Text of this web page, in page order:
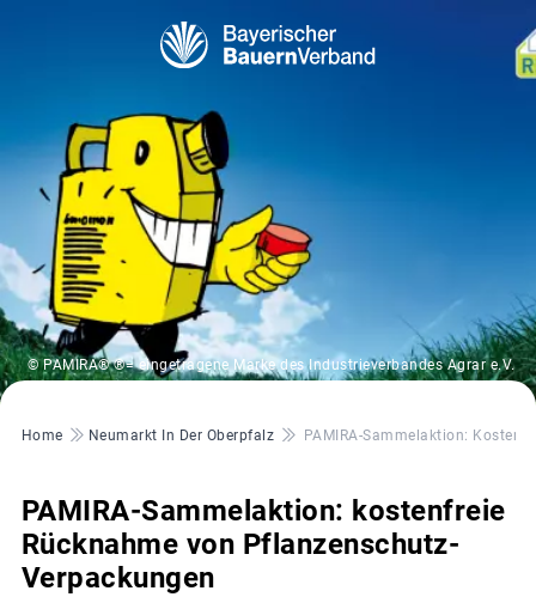
© PAMIRA® ®= eingetragene Marke des Industrieverbandes Agrar e.V.
Pfadnavigation
Home Neumarkt In Der Oberpfalz PAMIRA-Sammelaktion:
PAMIRA-Sammelaktion: kostenfreie
Rücknahme von Pflanzenschutz-
Verpackungen